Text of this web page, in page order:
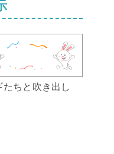
たちと吹き出し